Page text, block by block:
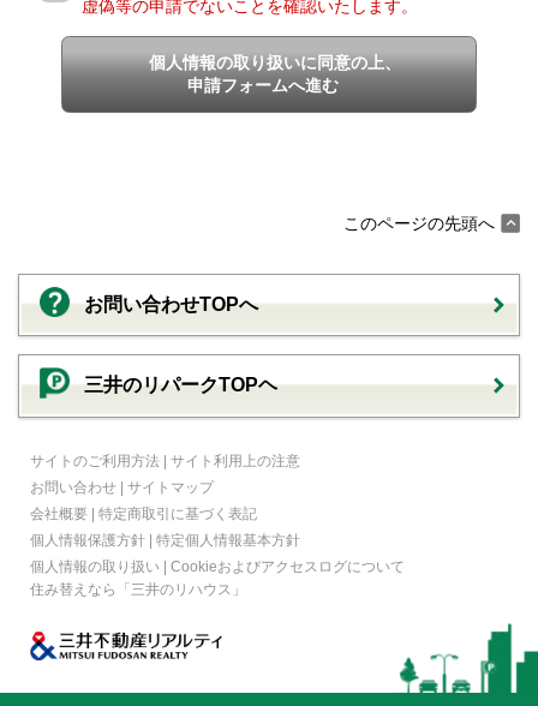
虚偽等の申請でないことを確認いたします。
個人情報の取り扱いに同意の上、
申請フォームへ進む
このページの先頭へ
お問い合わせTOPへ
三井のリパークTOPヘ
サイトのご利用方法 | サイト利用上の注意
お問い合わせ | サイトマップ
会社概要 | 特定商取引に基づく表記
個人情報保護方針 | 特定個人情報基本方針
個人情報の取り扱い | Cookieおよびアクセスログについて
住み替えなら
「三井のリハウス」